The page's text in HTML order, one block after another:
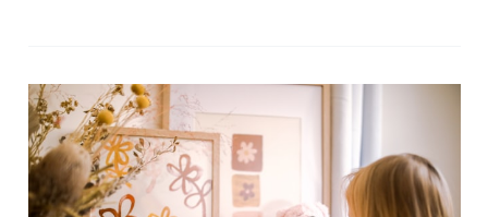
也
要
維
持